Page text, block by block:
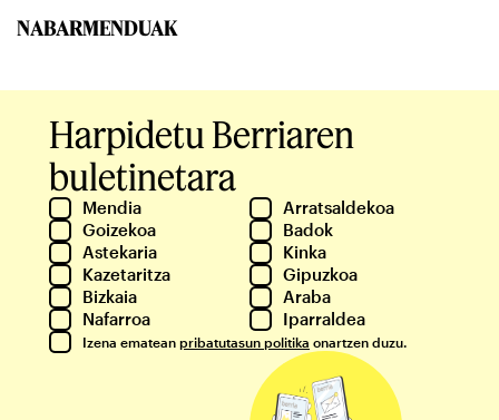
NABARMENDUAK
Harpidetu Berriaren
buletinetara
Mendia
Arratsaldekoa
Goizekoa
Badok
Astekaria
Kinka
Kazetaritza
Gipuzkoa
Bizkaia
Araba
Nafarroa
Iparraldea
Izena ematean pribatutasun politika onartzen duzu.